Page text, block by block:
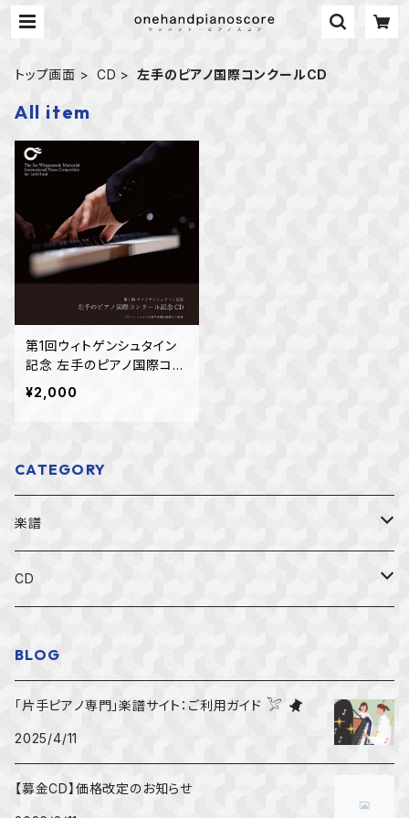
トップ画面 CD 左手のピアノ国際コンクールCD
All item
第1回ウィトゲンシュタイン
記念 左手のピアノ国際コン
クール 本選ライブCD（プ
ロフェッショナル部門）
¥2,000
CATEGORY
楽譜
すべての楽譜
上級者用
CD
左手のピアノ国際コンクールCD
BLOG
「片手ピアノ専門」楽譜サイト：ご利用ガイド 𓅯
2025/4/11
【募金CD】価格改定のお知らせ